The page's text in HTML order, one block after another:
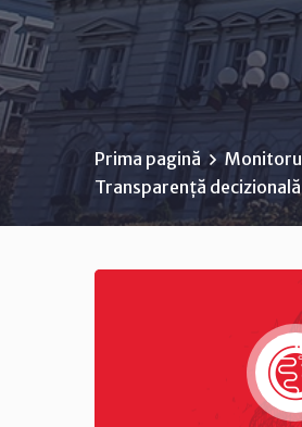
Prima pagină Monitorul
Transparență